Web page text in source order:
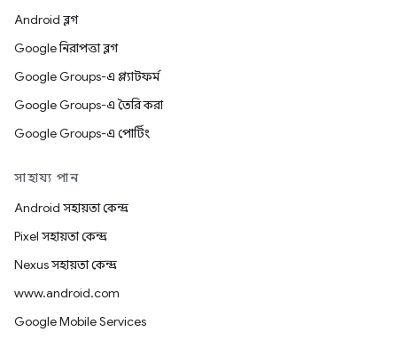
Android ব্লগ
Google নিরাপত্তা ব্লগ
Google Groups-এ প্ল্যাটফর্ম
Google Groups-এ তৈরি করা
Google Groups-এ পোর্টিং
সাহায্য পান
Android সহায়তা কেন্দ্র
Pixel সহায়তা কেন্দ্র
Nexus সহায়তা কেন্দ্র
www.android.com
Google Mobile Services